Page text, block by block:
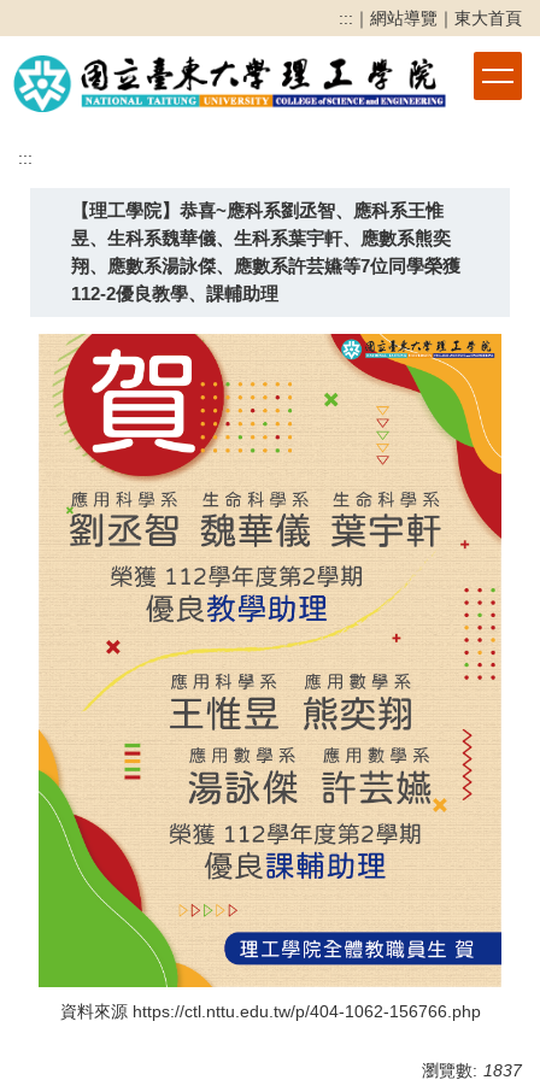
到
主
要
區
::: ｜ 網站導覽 ｜ 東大首頁
:::
【理工學院】恭喜~應科系劉丞智、應科系王惟
昱、生科系魏華儀、生科系葉宇軒、應數系熊奕
翔、應數系湯詠傑、應數系許芸嬿等7位同學榮獲
112-2優良教學、課輔助理
資料來源 https://ctl.nttu.edu.tw/p/404-1062-156766.php
瀏覽數: 1837